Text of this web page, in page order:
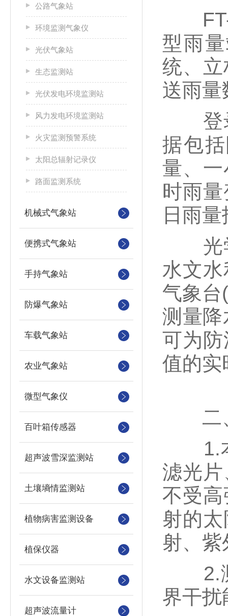
公路气象站
环境监测气象仪
光伏气象站
生态监测站
光伏发电环境监测站
风力发电环境监测站
火灾监测预警系统
太阳总辐射记录仪
路面监测系统
机械式气象站
便携式气象站
手持气象站
防爆气象站
车载气象站
农业气象站
微型气象仪
百叶箱传感器
超声波雪深监测站
土壤墒情监测站
植物病害监测设备
植保仪器
水文设备监测站
超声波流量计
FT-
型雨
统、
送雨量
登录
据包
量、
时雨
日雨
光学
水文
气象台
测量
可为
值的实
二、
1.本
滤光
不受
射的
射、紫
2.测
界干扰